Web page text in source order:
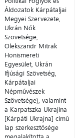
Áldozatok Kárpátaljai
Megyei Szervezete,
Ukrán Nők
Szövetsége,
Olekszandr Mitrak
Honismereti
Egyesület, Ukrán
Ifjúsági Szövetség,
Kárpátaljai
Népművészek
Szövetsége), valamint
a Karpatszka Ukrajina
[Kárpáti Ukrajna] című
lap szerkesztősége